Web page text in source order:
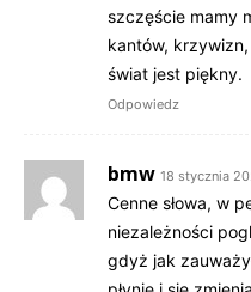
szczęście mamy
kantów,
świat jest piękny.
Odpowiedz
bmw 18 stycznia
Cenne słowa, w
niezależności
gdyż jak